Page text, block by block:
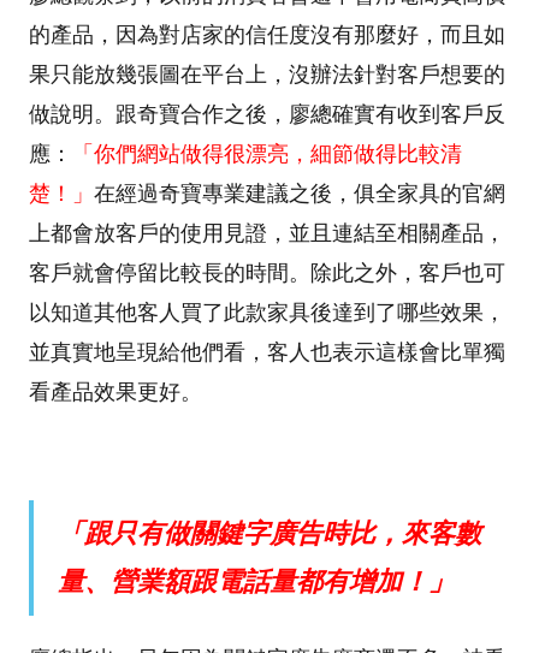
的產品，因為對店家的信任度沒有那麼好，而且如
果只能放幾張圖在平台上，沒辦法針對客戶想要的
做說明。跟奇寶合作之後，廖總確實有收到客戶反
應：
「你們網站做得很漂亮，細節做得比較清
楚！」 在經過奇寶專業建議之後，俱全家具的官網
上都會放客戶的使用見證，並且連結至相關產品，
客戶就會停留比較長的時間。除此之外，客戶也可
以知道其他客人買了此款家具後達到了哪些效果，
並真實地呈現給他們看，客人也表示這樣會比單獨
看產品效果更好。
「跟只有做關鍵字廣告時比，來客數
量、營業額跟電話量都有增加！」